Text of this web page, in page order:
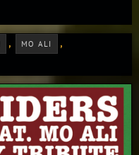
, MO ALI ,